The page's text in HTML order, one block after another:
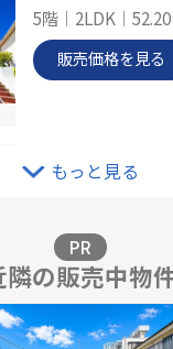
5階｜2LDK｜
販売価格を見る
販売価格を見る
小田急線「新百合
もっと見る
PR
隣の販売中物